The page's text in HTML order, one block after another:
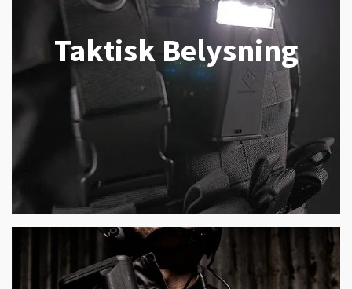
Taktisk Belysning